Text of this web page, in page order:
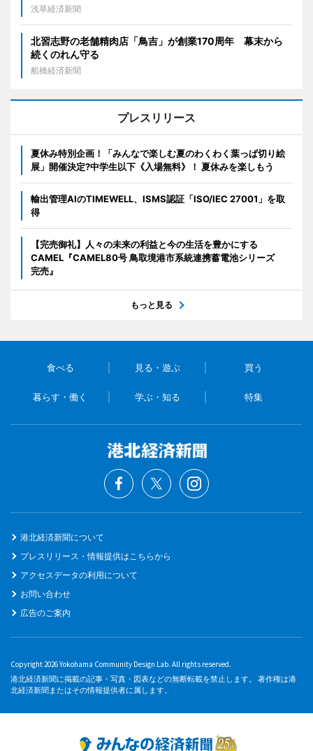
浅草経済新聞
北習志野の老舗精肉店「鳥吉」が創業170周年 幕末から
続くのれん守る
船橋経済新聞
プレスリリース
夏休み特別企画！「みんなで楽しむ夏のわくわく葉っぱ切り絵
展」開催決定?中学生以下《入場無料》！ 夏休みを楽しもう
輸出管理AIのTIMEWELL、ISMS認証「ISO/IEC 27001」を取
得
【完売御礼】人々の未来の利益と今の生活を豊かにする
CAMEL『CAMEL80号 鳥取境港市系統連携蓄電池シリーズ
完売』
もっと見る
食べる 見る・遊ぶ 買う
暮らす・働く 学ぶ・知る 特集
港北経済新聞について
プレスリリース・情報提供はこちらから
アクセスデータの利用について
お問い合わせ
広告のご案内
Copyright 2026 Yokohama Community Design Lab. All rights reserved.
港北経済新聞に掲載の記事・写真・図表などの無断転載を禁止します。 著作権は港
北経済新聞またはその情報提供者に属します。